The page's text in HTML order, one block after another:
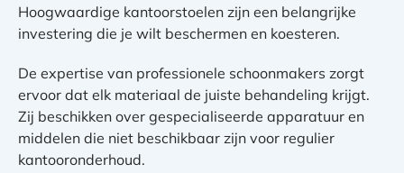
Hoogwaardige kantoorstoelen zijn een belangrijke
investering die je wilt beschermen en koesteren.
De expertise van professionele schoonmakers zorgt
ervoor dat elk materiaal de juiste behandeling krijgt.
Zij beschikken over gespecialiseerde apparatuur en
middelen die niet beschikbaar zijn voor regulier
kantooronderhoud.